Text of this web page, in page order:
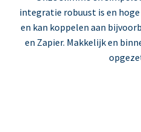
integratie robuust is en
en kan koppelen aan
en Zapier. Makkelijk en